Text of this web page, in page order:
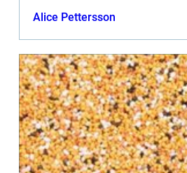
Alice Pettersson